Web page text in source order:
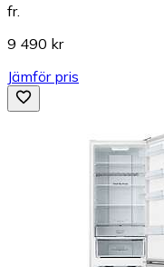
fr.
9 490 kr
Jämför pris